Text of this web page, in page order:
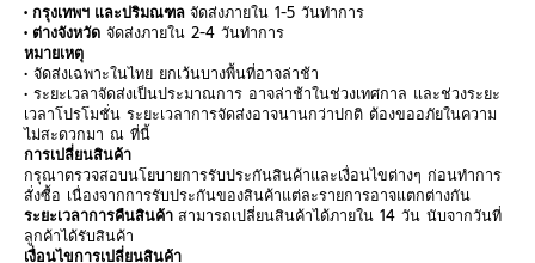
• กรุงเทพฯ และปริมณฑล จัดส่งภายใน 1-5 วันทำการ
• ต่างจังหวัด จัดส่งภายใน 2-4 วันทำการ
หมายเหตุ
• จัดส่งเฉพาะในไทย ยกเว้นบางพื้นที่อาจล่าช้า
• ระยะเวลาจัดส่งเป็นประมาณการ อาจล่าช้าในช่วงเทศกาล และช่วงระยะ
เวลาโปรโมชั่น ระยะเวลาการจัดส่งอาจนานกว่าปกติ ต้องขออภัยในความ
ไม่สะดวกมา ณ ที่นี้
การเปลี่ยนสินค้า
กรุณาตรวจสอบนโยบายการรับประกันสินค้าและเงื่อนไขต่างๆ ก่อนทำการ
สั่งซื้อ เนื่องจากการรับประกันของสินค้าแต่ละรายการอาจแตกต่างกัน
ระยะเวลาการคืนสินค้า สามารถเปลี่ยนสินค้าได้ภายใน 14 วัน นับจากวันที่
ลูกค้าได้รับสินค้า
เงื่อนไขการเปลี่ยนสินค้า